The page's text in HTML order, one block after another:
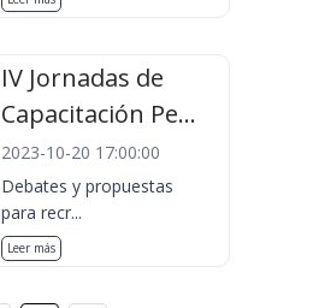
IV Jornadas de
Capacitación Pe...
2023-10-20 17:00:00
Debates y propuestas
para recr...
Leer más